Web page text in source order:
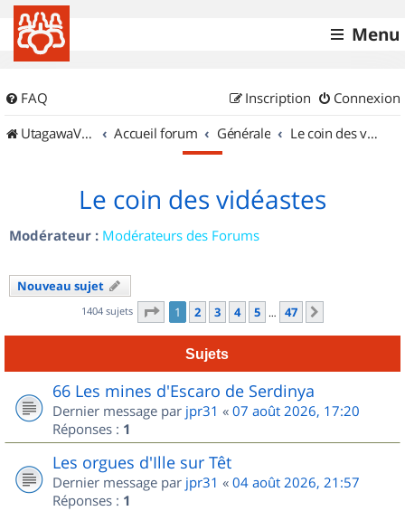
Menu
FAQ Connexion
Inscription
UtagawaVTT (Randos VTT et VTTAE avec traces GPS)
Accueil forum Générale Le coin des vidéastes
Le coin des vidéastes
Modérateur : Modérateurs des Forums
Nouveau sujet
1404 sujets Page 1sur
1 2 3 4 5 … 47
Sujets
66 Les mines d'Escaro de Serdinya
Dernier message par jpr31 « 07 août 2026, 17:20
Réponses : 1
Les orgues d'Ille sur Têt
Dernier message par jpr31 « 04 août 2026, 21:57
Réponses : 1